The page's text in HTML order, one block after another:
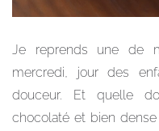
Je reprends une de
mercredi, jour des
douceur. Et quelle
chocolaté et bien